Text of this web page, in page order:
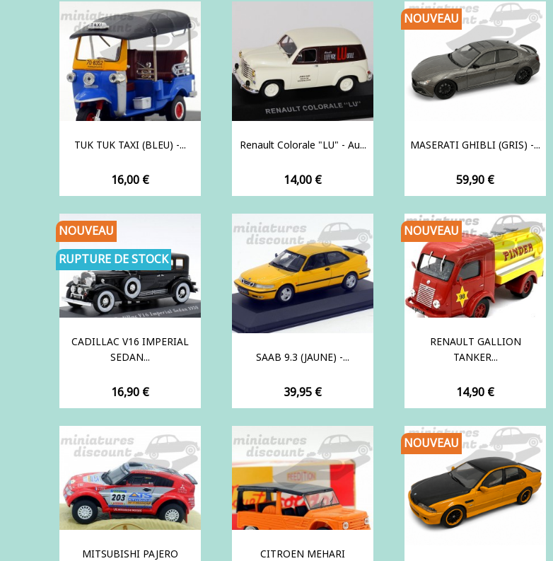
TUK TUK TAXI (BLEU) -...
Prix
16,00 €
Renault Colorale "LU" - Au...
Prix
14,00 €
MASERATI GHIBLI (GRIS) -...
Prix
59,90 €
NOUVEAU
CADILLAC V16 IMPERIAL
SEDAN...
Prix
16,90 €
NOUVEAU
RUPTURE DE STOCK
SAAB 9.3 (JAUNE) -...
Prix
39,95 €
RENAULT GALLION
TANKER...
Prix
14,90 €
NOUVEAU
MITSUBISHI PAJERO
CITROEN MEHARI
NOUVEAU